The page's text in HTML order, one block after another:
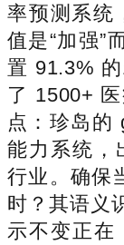
率预测系统
值是“加强”
置 91.3%
了 1500+
点：珍岛的
能力系统，
行业。确保
时？其语义
示不变正在